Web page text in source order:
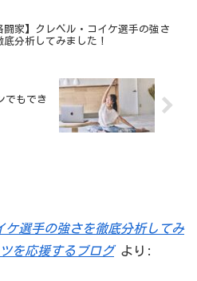
闘家】クレベル・コイケ選手の強さ
底分析してみました！
でもでき
ケ選手の強さを徹底分析してみ
を応援するブログ より: